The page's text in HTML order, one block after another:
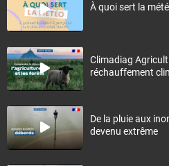
À quoi sert la
Climadiag
réchauffement
De la pluie aux
devenu extrême